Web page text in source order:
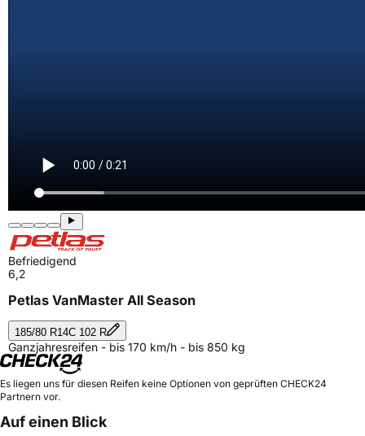
Befriedigend
6,2
Petlas VanMaster All Season
185/80 R14C 102 R
Ganzjahresreifen - bis 170 km/h - bis 850 kg
Es liegen uns für diesen Reifen keine Optionen von geprüften CHECK24
Partnern vor.
Auf einen Blick